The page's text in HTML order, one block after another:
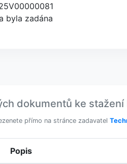
byla zadána
dokumentů ke
přímo na stránce zadavatel
Popis